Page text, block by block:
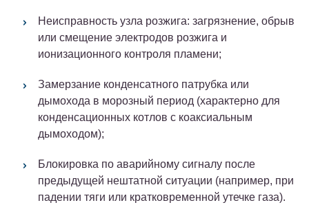
Неисправность узла розжига: загрязнение, обрыв
или смещение электродов розжига и
ионизационного контроля пламени;
Замерзание конденсатного патрубка или
дымохода в морозный период (характерно для
конденсационных котлов с коаксиальным
дымоходом);
Блокировка по аварийному сигналу после
предыдущей нештатной ситуации (например, при
падении тяги или кратковременной утечке газа).